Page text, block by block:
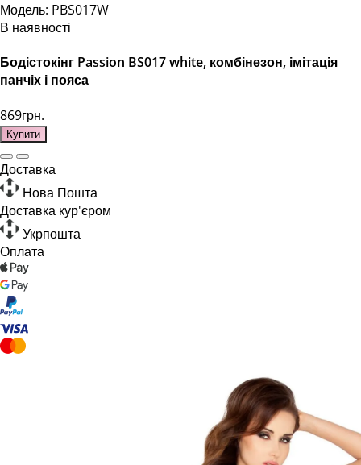
Модель: PBS017W
В наявності
Бодістокінг Passion BS017 white, комбінезон, імітація
панчіх і пояса
869грн.
Купити
Доставка
Нова Пошта
Доставка кур'єром
Укрпошта
Оплата